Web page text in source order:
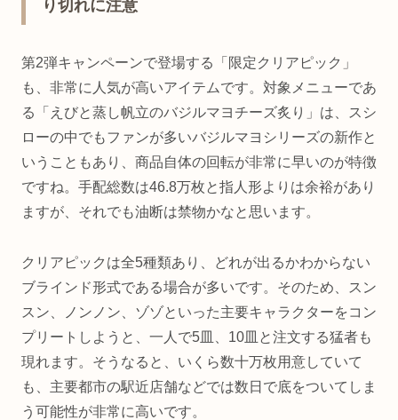
り切れに注意
第2弾キャンペーンで登場する「限定クリアピック」
も、非常に人気が高いアイテムです。対象メニューであ
る「えびと蒸し帆立のバジルマヨチーズ炙り」は、スシ
ローの中でもファンが多いバジルマヨシリーズの新作と
いうこともあり、商品自体の回転が非常に早いのが特徴
ですね。手配総数は46.8万枚と指人形よりは余裕があり
ますが、それでも油断は禁物かなと思います。
クリアピックは全5種類あり、どれが出るかわからない
ブラインド形式である場合が多いです。そのため、スン
スン、ノンノン、ゾゾといった主要キャラクターをコン
プリートしようと、一人で5皿、10皿と注文する猛者も
現れます。そうなると、いくら数十万枚用意していて
も、主要都市の駅近店舗などでは数日で底をついてしま
う可能性が非常に高いです。